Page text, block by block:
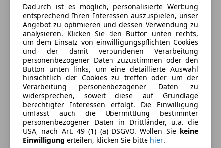
Komfort
2-Zonen-Klimaautomatik
Armlehne
Berganfahrassistent
Einparkhilfe
Einparkhilfe Rückfahrkamera
Einparkhilfe selbstlenkendes System
Einparkhilfe Sensoren hinten
Einparkhilfe Sensoren vorne
Elektrische Fensterheber
Elektrische Heckklappe
Elektrische Seitenspiegel
Mehr anzeigen
Farbe und Innenausstattung
Außenfarbe
Grau
Farbe laut Hersteller
Sparkling Kupfergrau
metallic
Lackierung
Metallic
Farbe der
Innenausstattung
Sonstige
Dadurch ist es möglich, personalisierte Werbung
entsprechend Ihren Interessen auszuspielen, unser
Angebot zu optimieren und dessen Verwendung zu
analysieren. Klicken Sie den Button unten rechts,
um dem Einsatz von einwilligungspflichten Cookies
und der damit verbundenen Verarbeitung
personenbezogener Daten zuzustimmen oder den
Button unten links, um eine detaillierte Auswahl
hinsichtlich der Cookies zu treffen oder um der
Verarbeitung personenbezogener Daten zu
widersprechen, soweit diese auf Grundlage
berechtigter Interessen erfolgt. Die Einwilligung
umfasst auch die Übermittlung bestimmter
personenbezogener Daten in Drittländer, u.a. die
USA, nach Art. 49 (1) (a) DSGVO. Wollen Sie keine
Einwilligung erteilen, klicken Sie bitte hier.